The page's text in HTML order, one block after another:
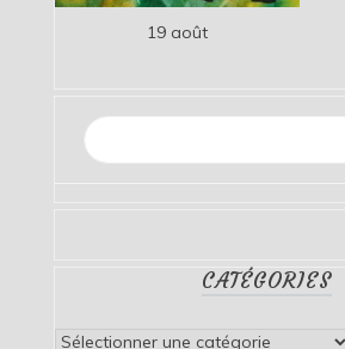
19 août
CATÉGORIES
Catégories